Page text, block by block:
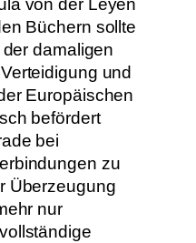
von der Leyen
Büchern sollte
damaligen
und
Europäischen
befördert
bei
zu
Überzeugung
nur